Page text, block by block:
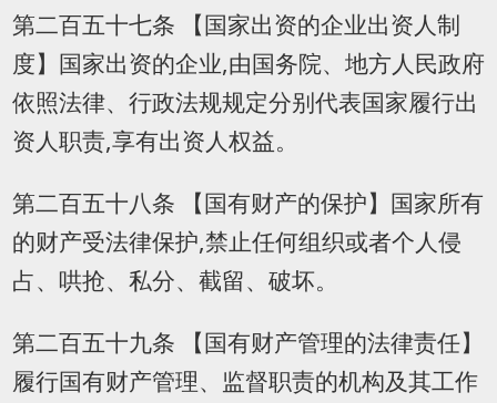
第二百五十七条 【国家出资的企业出资人制
度】国家出资的企业,由国务院、地方人民政府
依照法律、行政法规规定分别代表国家履行出
资人职责,享有出资人权益。
第二百五十八条 【国有财产的保护】国家所有
的财产受法律保护,禁止任何组织或者个人侵
占、哄抢、私分、截留、破坏。
第二百五十九条 【国有财产管理的法律责任】
履行国有财产管理、监督职责的机构及其工作